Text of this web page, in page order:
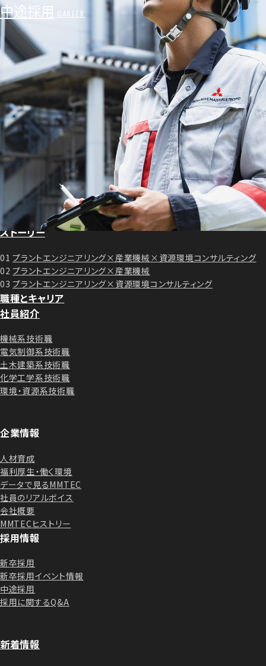
中途採用 CAREER
メッセージ
コンセプトメッセージ
トップメッセージ
事業紹介
プラントエンジニアリングとは
プラントエンジニアリング事業
産業機械事業
資源環境コンサルティング事業
プロジェクト
ストーリー
01 プラントエンジニアリング×産業機械×資源環境コンサルティング
02 プラントエンジニアリング×産業機械
03 プラントエンジニアリング×資源環境コンサルティング
職種とキャリア
社員紹介
機械系技術職
電気制御系技術職
土木建築系技術職
化学工学系技術職
環境・資源系技術職
企業情報
人材育成
福利厚生・働く環境
データで見るMMTEC
社員のリアルボイス
会社概要
MMTECヒストリー
採用情報
新卒採用
新卒採用イベント情報
中途採用
採用に関するQ&A
新着情報